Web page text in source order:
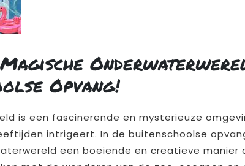
Opvang!
is een fascinerende en mysterieuze
intrigeert. In de buitenschoolse
een boeiende en creatieve manier